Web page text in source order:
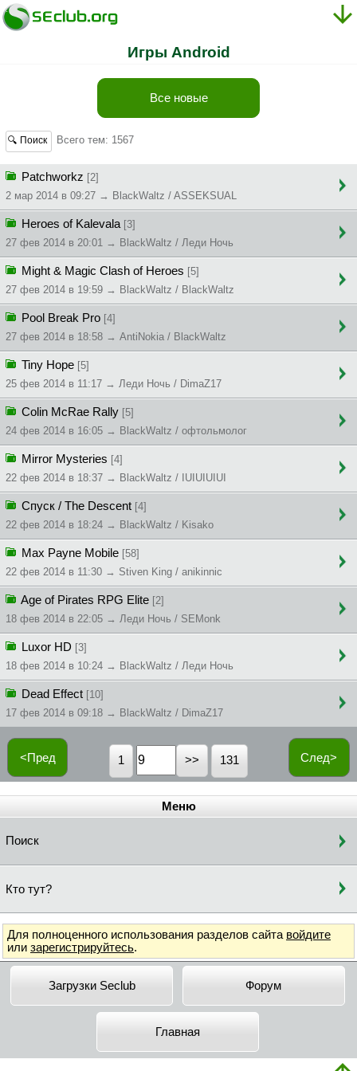
Игры Android
Все новые
🔍 Поиск Всего тем: 1567
Patchworkz [2]
2 мар 2014 в 09:27 → BlackWaltz / ASSEKSUAL
Heroes of Kalevala [3]
27 фев 2014 в 20:01 → BlackWaltz / Леди Ночь
Might & Magic Clash of Heroes [5]
27 фев 2014 в 19:59 → BlackWaltz / BlackWaltz
Pool Break Pro [4]
27 фев 2014 в 18:58 → AntiNokia / BlackWaltz
Tiny Hope [5]
25 фев 2014 в 11:17 → Леди Ночь / DimaZ17
Colin McRae Rally [5]
24 фев 2014 в 16:05 → BlackWaltz / офтольмолог
Mirror Mysteries [4]
22 фев 2014 в 18:37 → BlackWaltz / IUIUIUIUI
Спуск / The Descent [4]
22 фев 2014 в 18:24 → BlackWaltz / Kisako
Max Payne Mobile [58]
22 фев 2014 в 11:30 → Stiven King / anikinnic
Age of Pirates RPG Elite [2]
18 фев 2014 в 22:05 → Леди Ночь / SEMonk
Luxor HD [3]
18 фев 2014 в 10:24 → BlackWaltz / Леди Ночь
Dead Effect [10]
17 фев 2014 в 09:18 → BlackWaltz / DimaZ17
<Пред След>
1 131
Меню
Поиск
Кто тут?
Для полноценного использования разделов сайта войдите
или зарегистрируйтесь.
Загрузки Seclub Форум
Главная